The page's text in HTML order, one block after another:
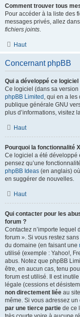
Comment trouver tous
Pour accéder à la liste des
messages privés, allez
fichiers joints.
Haut
Concernant phpBB
Qui a développé ce
Ce logiciel (dans sa
phpBB Limited , qui en a les
publique générale GNU
plus d’informations, visitez
Haut
Pourquoi la fonctionnalité
Ce logiciel a été développé
pensez qu’une
phpBB Ideas (en anglais)
en suggérer de nouvelles.
Haut
Qui contacter pour les
forum ?
Contactez n’importe lequel
forum ». Si vous restez
du domaine (en faisant une
utilisé (exemple : Yahoo!,
abus. Notez que phpBB
être, en aucun cas, tenu
forum est utilisé. Il est
légale (cessions et
non directement liée au
même. Si vous adressez
par une tierce partie de ce